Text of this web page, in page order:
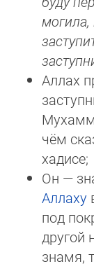
Аллах
чём
хадисе;
Он —
Аллаху
под
другой
знамя,